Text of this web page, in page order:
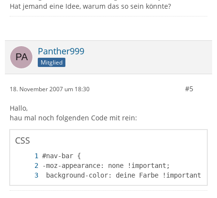
Hat jemand eine Idee, warum das so sein könnte?
Panther999
Mitglied
18. November 2007 um 18:30 #5
Hallo,
hau mal noch folgenden Code mit rein:
CSS
background-color: deine Farbe !important;}